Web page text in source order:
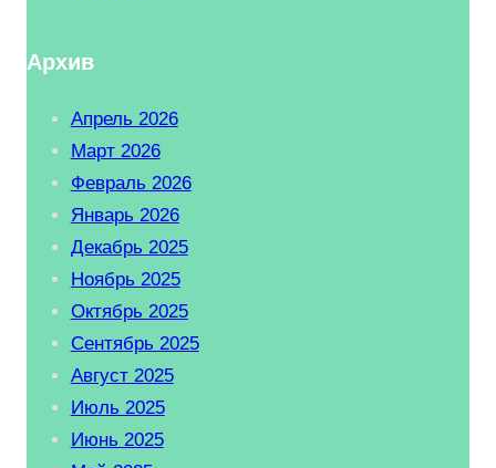
Архив
Апрель 2026
Март 2026
Февраль 2026
Январь 2026
Декабрь 2025
Ноябрь 2025
Октябрь 2025
Сентябрь 2025
Август 2025
Июль 2025
Июнь 2025